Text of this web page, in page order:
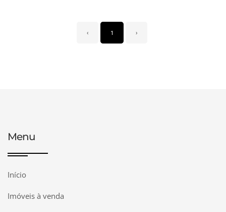
‹ 1 ›
Menu
Início
Imóveis à venda